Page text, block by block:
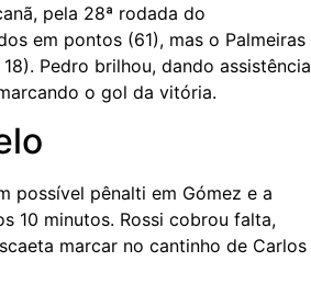
pela 28ª rodada do
em pontos (61), mas o Palmeiras
Pedro brilhou, dando assistência
o gol da vitória.
possível pênalti em Gómez e a
10 minutos. Rossi cobrou falta,
marcar no cantinho de Carlos